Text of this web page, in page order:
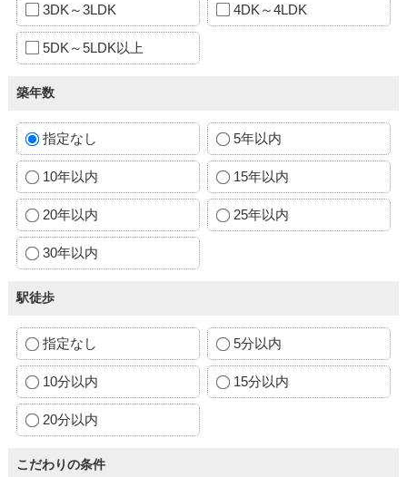
3DK～3LDK 4DK～4LDK
5DK～5LDK以上
築年数
指定なし 5年以内
10年以内 15年以内
20年以内 25年以内
30年以内
駅徒歩
指定なし 5分以内
10分以内 15分以内
20分以内
こだわりの条件